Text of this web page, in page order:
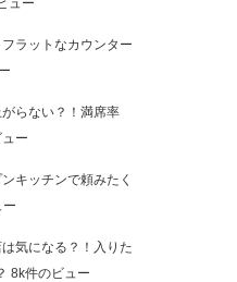
ュー
ラットなカウンター
らない？！満席率
ー
キッチンで頼みたく
ー
気になる？！入りた
8k件のビュー